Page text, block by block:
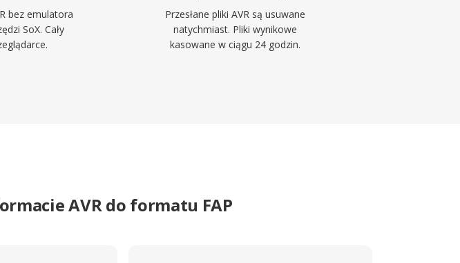
bez emulatora
SoX. Cały
Przesłane pliki AVR są usuwane
natychmiast. Pliki wynikowe
kasowane w ciągu 24 godzin.
AVR do formatu FAP